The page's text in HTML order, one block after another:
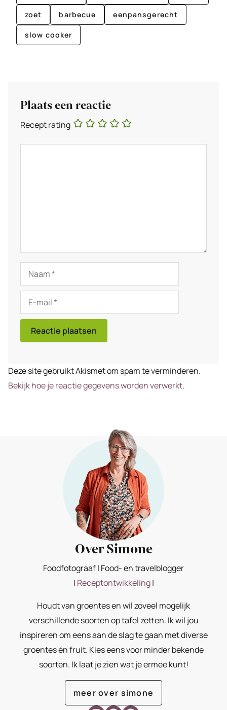
zoet barbecue eenpansgerecht
slow cooker
Plaats een reactie
Recept rating
Naam
mail
Deze site gebruikt Akismet om spam te verminderen.
Bekijk hoe je reactie gegevens worden verwerkt.
Over Simone
Foodfotograaf | Food- en travelblogger
| Receptontwikkeling|
Houdt van groentes en wil zoveel mogelijk
verschillende soorten op tafel zetten. Ik wil jou
inspireren om eens aan de slag te gaan met diverse
groentes én fruit. Kies eens voor minder bekende
soorten. Ik laat je zien wat je ermee kunt!
meer over simone